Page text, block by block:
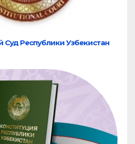
Суд Республики Узбекистан